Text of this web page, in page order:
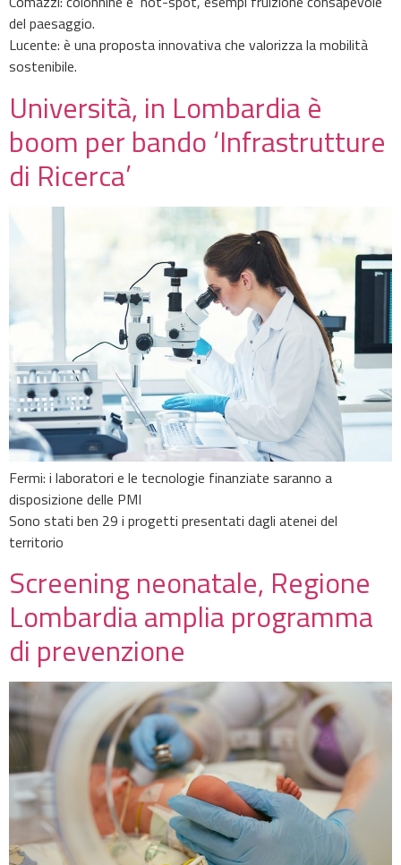
del paesaggio.
Lucente: è una proposta innovativa che valorizza la mobilità
sostenibile.
Università, in Lombardia è
boom per bando ‘Infrastrutture
di Ricerca’
Fermi: i laboratori e le tecnologie finanziate saranno a
disposizione delle PMI
Sono stati ben 29 i progetti presentati dagli atenei del
territorio
Screening neonatale, Regione
Lombardia amplia programma
di prevenzione